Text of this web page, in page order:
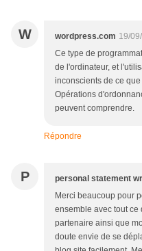
W wordpress.com 19/
Ce type de
de l'ordinateur, et
inconscients de ce
Opérations
peuvent comprendre.
Répondre
P personal statement
Merci beaucoup pour
ensemble avec tout ce
partenaire ainsi que
doute envie de se